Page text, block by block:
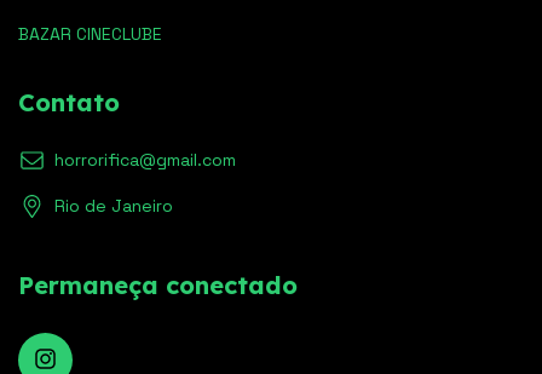
BAZAR CINECLUBE
Contato
horrorifica@gmail.com
Rio de Janeiro
Permaneça conectado